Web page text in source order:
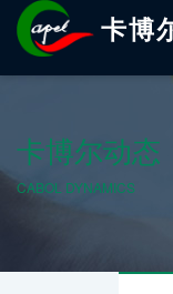
卡博
卡博尔动态
CABOL DYNAMICS